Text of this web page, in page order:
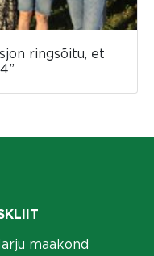
ringsõitu, et
maakond